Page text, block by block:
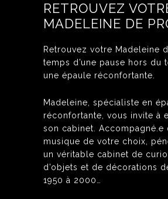
RETROUVEZ
MADELEINE DE
Retrouvez votre Madeleine
temps d’une pause hors du
une épaule réconfortante.
Madeleine, spécialiste en
réconfortante, vous invite à
son cabinet. Accompagné.e
musique de votre choix,
un véritable cabinet de
d’objets et de décorations
1950 à 2000…